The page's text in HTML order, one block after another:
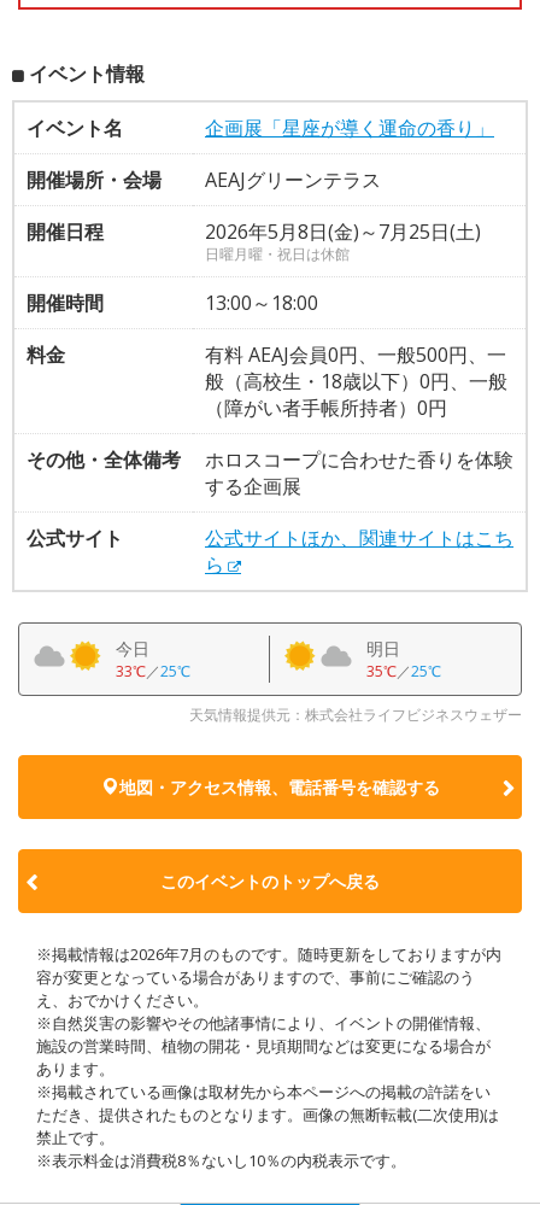
イベント情報
イベント名
企画展「星座が導く運命の香り」
開催場所・会場
AEAJグリーンテラス
開催日程
2026年5月8日(金)～7月25日(土)
日曜月曜・祝日は休館
開催時間
13:00～18:00
料金
有料 AEAJ会員0円、一般500円、一
般（高校生・18歳以下）0円、一般
（障がい者手帳所持者）0円
その他・全体備考
ホロスコープに合わせた香りを体験
する企画展
公式サイト
公式サイトほか、関連サイトはこち
ら
今日
33℃／25℃
明日
35℃／25℃
天気情報提供元：株式会社ライフビジネスウェザー
地図・アクセス情報、電話番号を確認する
このイベントのトップへ戻る
※掲載情報は2026年7月のものです。随時更新をしておりますが内
容が変更となっている場合がありますので、事前にご確認のう
え、おでかけください。
※自然災害の影響やその他諸事情により、イベントの開催情報、
施設の営業時間、植物の開花・見頃期間などは変更になる場合が
あります。
※掲載されている画像は取材先から本ページへの掲載の許諾をい
ただき、提供されたものとなります。画像の無断転載(二次使用)は
禁止です。
※表示料金は消費税8％ないし10％の内税表示です。